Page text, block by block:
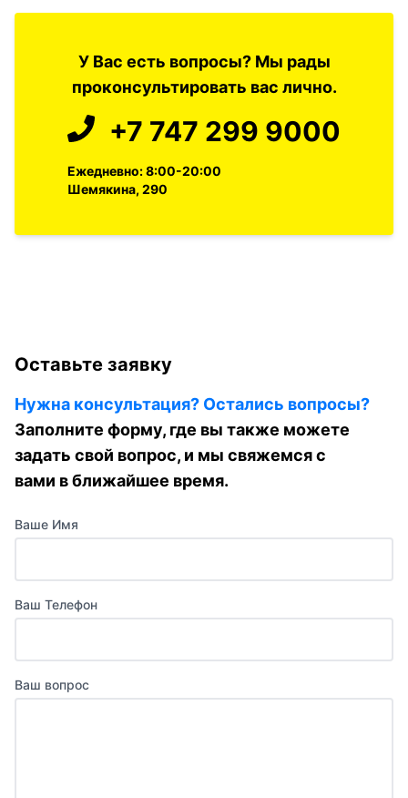
У Вас есть вопросы? Мы рады
проконсультировать вас лично.
+7 747 299 9000
Ежедневно: 8:00-20:00
Шемякина, 290
Оставьте заявку
Нужна консультация? Остались вопросы?
Заполните форму, где вы также можете
задать свой вопрос, и мы свяжемся с
вами в ближайшее время.
Ваше Имя
Ваш Телефон
Ваш вопрос